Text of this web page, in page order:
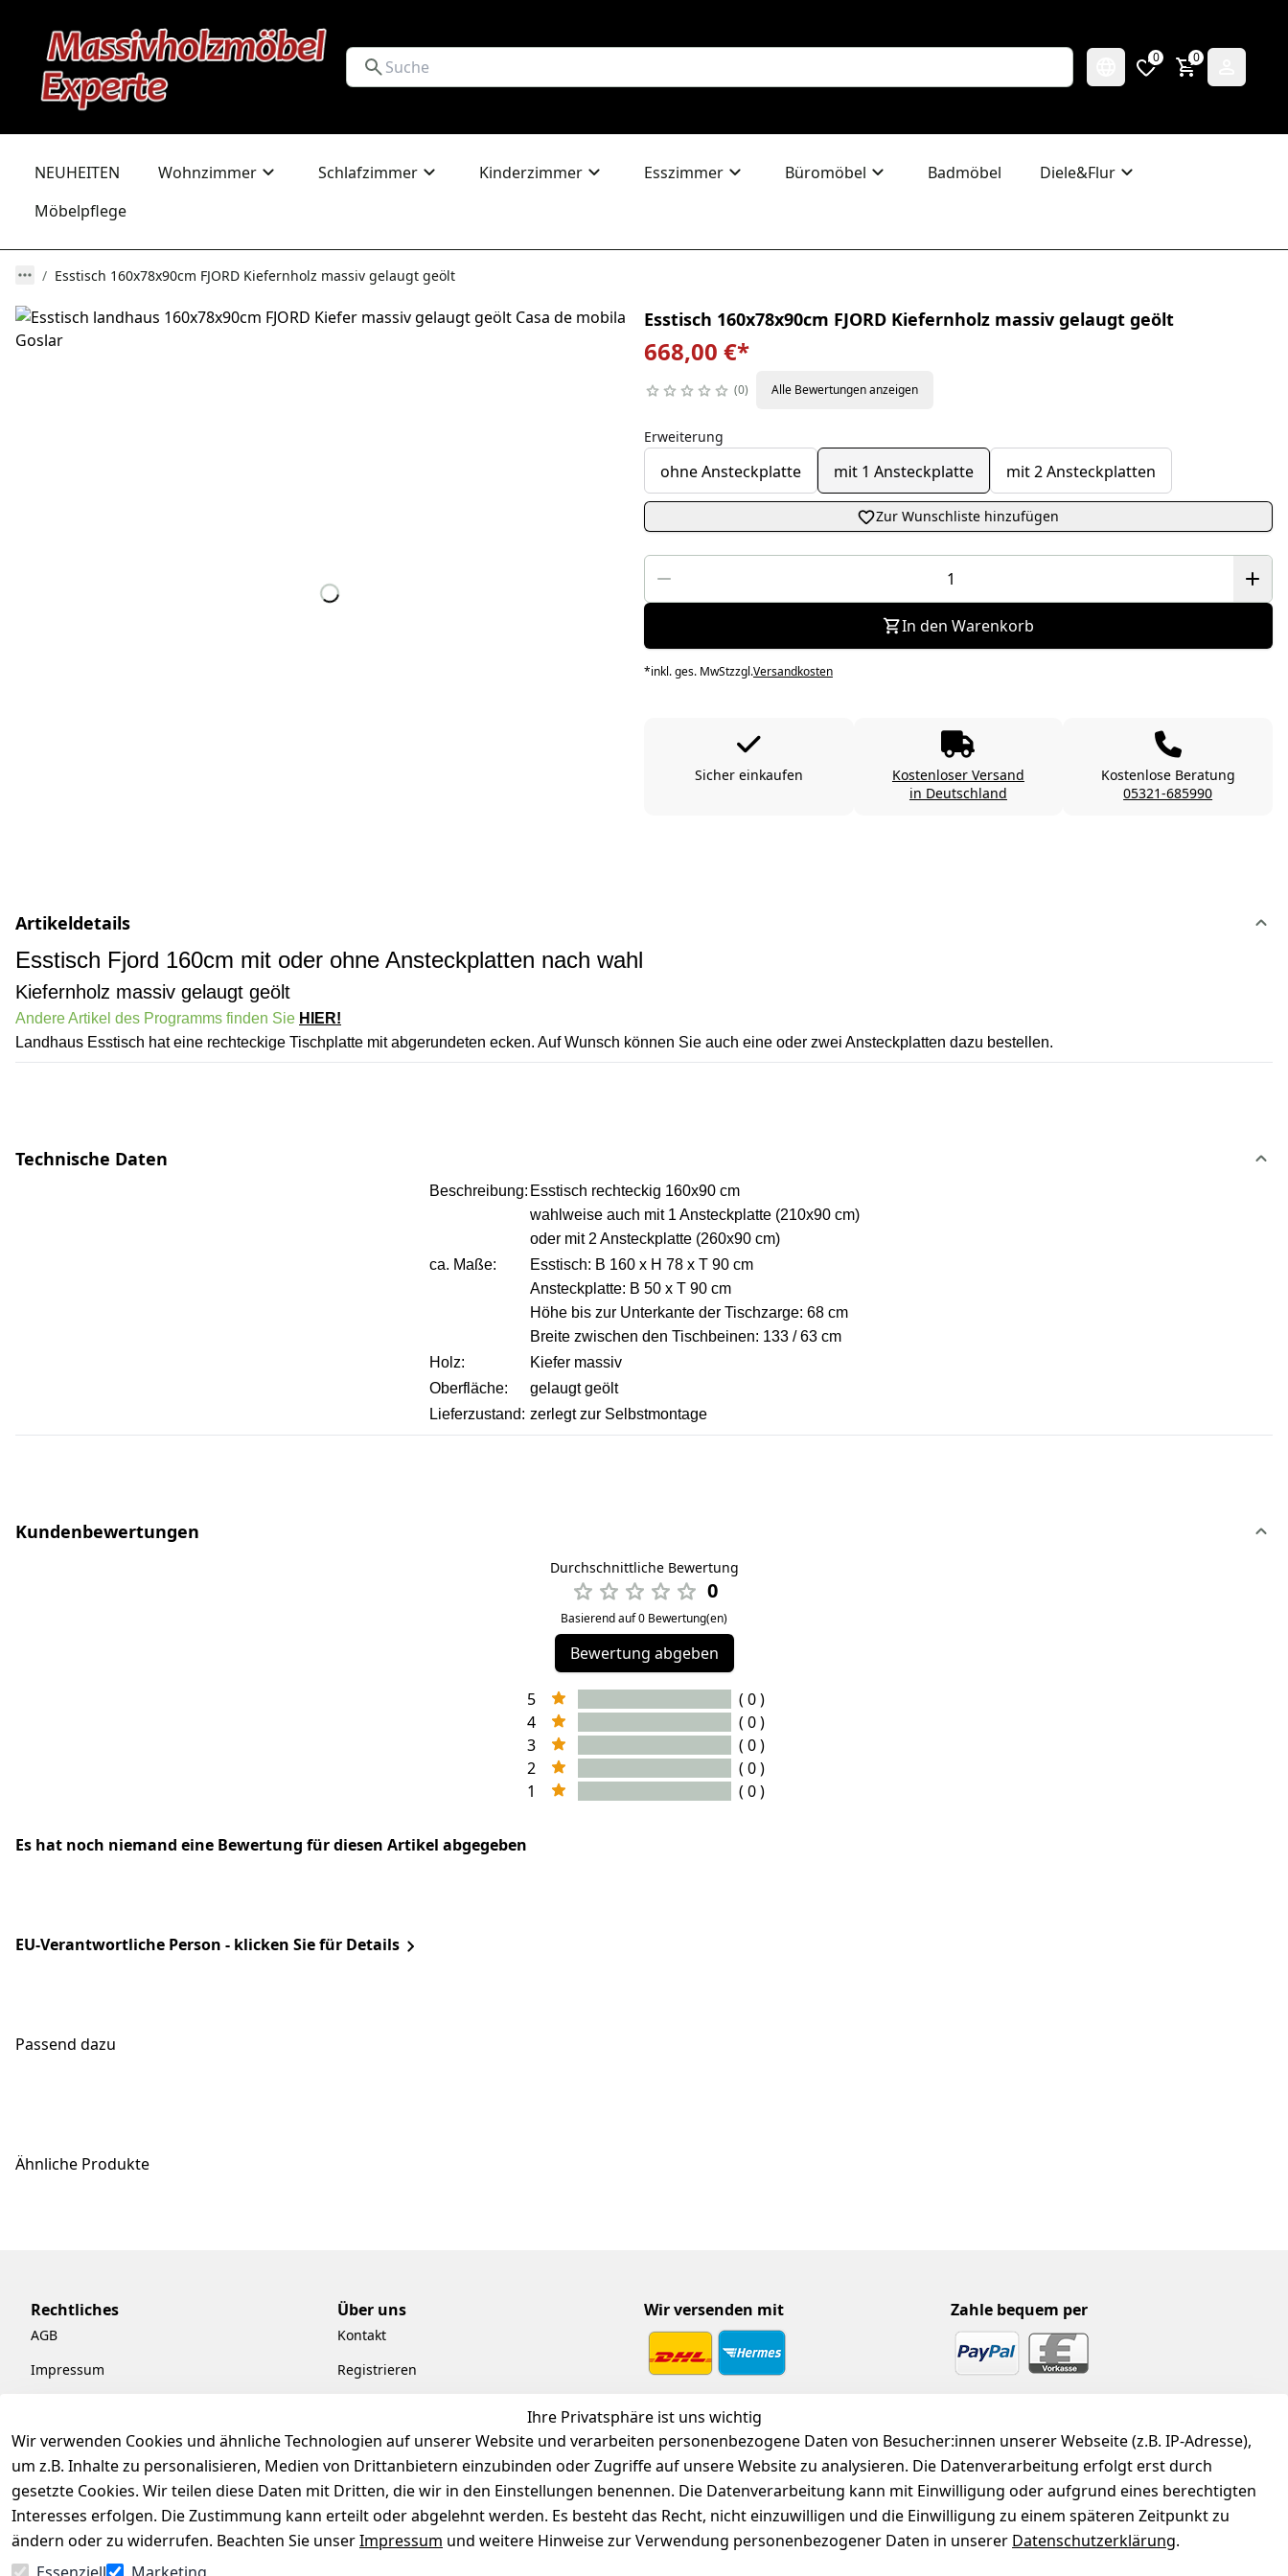
0 0
NEUHEITEN Wohnzimmer Schlafzimmer Kinderzimmer Esszimmer Büromöbel Badmöbel
Diele&Flur
Möbelpflege
Esstisch 160x78x90cm FJORD Kiefernholz massiv gelaugt geölt
Esstisch 160x78x90cm FJORD Kiefernholz massiv gelaugt geölt
668,00 €*
0 Alle Bewertungen anzeigen
Erweiterung
ohne Ansteckplatte mit 1 Ansteckplatte mit 2 Ansteckplatten
Zur Wunschliste hinzufügen
In den Warenkorb
*inkl. ges. MwStzzgl.Versandkosten
Sicher einkaufen
Kostenloser Versand
in Deutschland
Kostenlose Beratung
05321-685990
Artikeldetails
Esstisch Fjord 160cm mit oder ohne Ansteckplatten nach wahl
Kiefernholz massiv gelaugt geölt
Andere Artikel des Programms finden Sie HIER!
Landhaus Esstisch hat eine rechteckige Tischplatte mit abgerundeten ecken. Auf Wunsch können Sie auch eine oder zwei Ansteckplatten dazu bestellen.
Technische Daten
Beschreibung: Esstisch rechteckig 160x90 cm
wahlweise auch mit 1 Ansteckplatte (210x90 cm)
oder mit 2 Ansteckplatte (260x90 cm)
ca. Maße:
Esstisch: B 160 x H 78 x T 90 cm
Ansteckplatte: B 50 x T 90 cm
Höhe bis zur Unterkante der Tischzarge: 68 cm
Breite zwischen den Tischbeinen: 133 / 63 cm
Holz:
Kiefer massiv
Oberfläche:
gelaugt geölt
Lieferzustand: zerlegt zur Selbstmontage
Kundenbewertungen
Durchschnittliche Bewertung
0
Basierend auf 0 Bewertung(en)
Bewertung abgeben
5
( 0 )
4
( 0 )
3
( 0 )
2
( 0 )
1
( 0 )
Es hat noch niemand eine Bewertung für diesen Artikel abgegeben
EU-Verantwortliche Person - klicken Sie für Details
Passend dazu
Ähnliche Produkte
Ihre Privatsphäre ist uns wichtig
Wir verwenden Cookies und ähnliche Technologien auf unserer Website und verarbeiten personenbezogene Daten von Besucher:innen unserer Webseite (z.B. IP-Adresse),
um z.B. Inhalte zu personalisieren, Medien von Drittanbietern einzubinden oder Zugriffe auf unsere Website zu analysieren. Die Datenverarbeitung erfolgt erst durch
gesetzte Cookies. Wir teilen diese Daten mit Dritten, die wir in den Einstellungen benennen. Die Datenverarbeitung kann mit Einwilligung oder aufgrund eines berechtigten
Interesses erfolgen. Die Zustimmung kann erteilt oder abgelehnt werden. Es besteht das Recht, nicht einzuwilligen und die Einwilligung zu einem späteren Zeitpunkt zu
ändern oder zu widerrufen. Beachten Sie unserImpressum und weitere Hinweise zur Verwendung personenbezogener Daten in unserer Datenschutzerklärung.
Rechtliches
AGB
Impressum
Barrierefreiheitserklärung
Widerrufsrecht
Über uns
Kontakt
Registrieren
Pflege & Kundendienst
Kiefermöbel
Hilfe
Wir versenden mit Zahle bequem per